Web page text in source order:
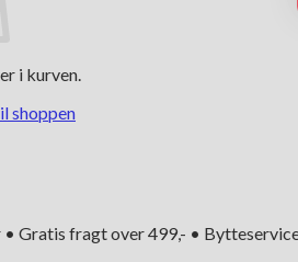
i kurven.
shoppen
Gratis fragt over 499,- •